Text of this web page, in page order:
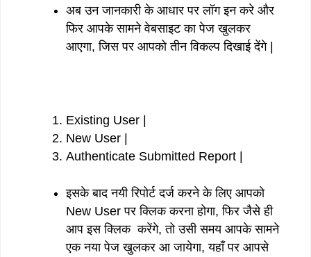
अब उन जानकारी के आधार पर लॉग इन करे और
फिर आपके सामने वेबसाइट का पेज खुलकर
आएगा, जिस पर आपको तीन विकल्प दिखाई देंगे |
Existing User |
New User |
Authenticate Submitted Report |
इसके बाद नयी रिपोर्ट दर्ज करने के लिए आपको
New User पर क्लिक करना होगा, फिर जैसे ही
आप इस क्लिक करेंगे, तो उसी समय आपके सामने
एक नया पेज खुलकर आ जायेगा, यहाँ पर आपसे